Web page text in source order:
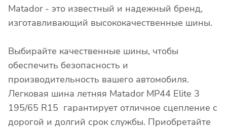
Matador - это известный и надежный бренд,
изготавливающий высококачественные шины.
Выбирайте качественные шины, чтобы
обеспечить безопасность и
производительность вашего автомобиля.
Легковая шина летняя Matador MP44 Elite 3
195/65 R15 гарантирует отличное сцепление с
дорогой и долгий срок службы. Приобретайте